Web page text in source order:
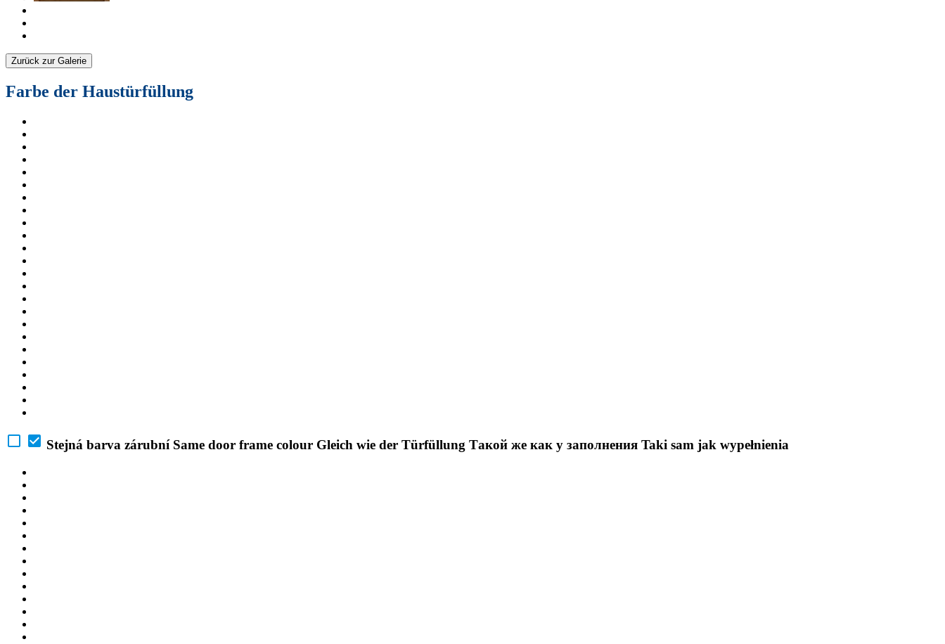
Zurück zur Galerie
Farbe der Haustürfüllung
Stejná barva zárubní Same door frame colour Gleich wie der Türfüllung Такой же как у заполнения Taki sam jak wypełnienia